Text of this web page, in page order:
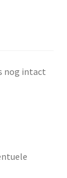
nog intact